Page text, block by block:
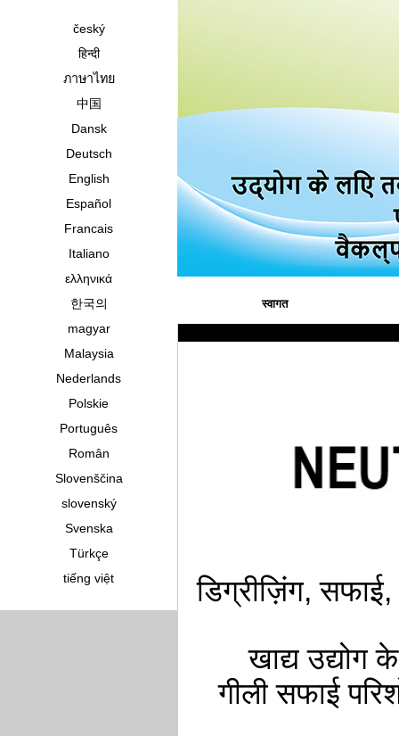
český
हिन्दी
ภาษาไทย
中国
Dansk
Deutsch
English
Español
Francais
Italiano
ελληνικά
한국의
magyar
Malaysia
Nederlands
Polskie
Português
Român
Slovenščina
slovenský
Svenska
Türkçe
tiếng việt
स्वागत
डिग्रीज़िंग,
खाद्य उद्योग
गीली सफाई